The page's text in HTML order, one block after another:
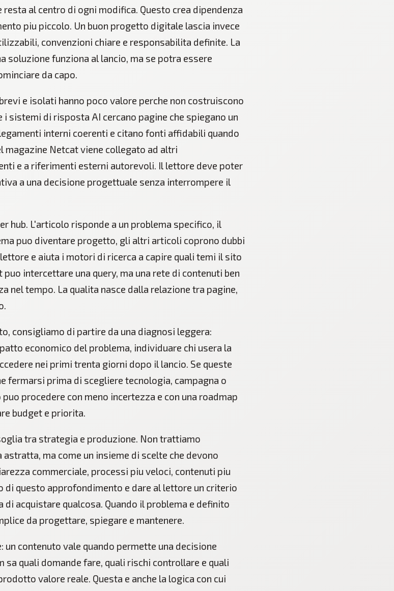
al centro di ogni modifica. Questo crea dipendenza
piu piccolo. Un buon progetto digitale lascia invece
convenzioni chiare e responsabilita definite. La
soluzione funziona al lancio, ma se potra essere
da capo.
e isolati hanno poco valore perche non costruiscono
i sistemi di risposta AI cercano pagine che spiegano un
interni coerenti e citano fonti affidabili quando
magazine Netcat viene collegato ad altri
e a riferimenti esterni autorevoli. Il lettore deve poter
a una decisione progettuale senza interrompere il
hub. L'articolo risponde a un problema specifico, il
puo diventare progetto, gli altri articoli coprono dubbi
e aiuta i motori di ricerca a capire quali temi il sito
intercettare una query, ma una rete di contenuti ben
nel tempo. La qualita nasce dalla relazione tra pagine,
consigliamo di partire da una diagnosi leggera:
economico del problema, individuare chi usera la
nei primi trenta giorni dopo il lancio. Se queste
fermarsi prima di scegliere tecnologia, campagna o
procedere con meno incertezza e con una roadmap
budget e priorita.
tra strategia e produzione. Non trattiamo
ma come un insieme di scelte che devono
commerciale, processi piu veloci, contenuti piu
questo approfondimento e dare al lettore un criterio
di acquistare qualcosa. Quando il problema e definito
da progettare, spiegare e mantenere.
un contenuto vale quando permette una decisione
sa quali domande fare, quali rischi controllare e quali
valore reale. Questa e anche la logica con cui